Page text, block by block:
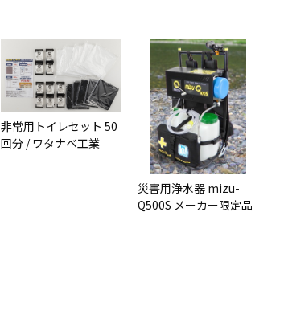
非常用トイレセット 50
回分 / ワタナベ工業
災害用浄水器 mizu-
Q500S メーカー限定品